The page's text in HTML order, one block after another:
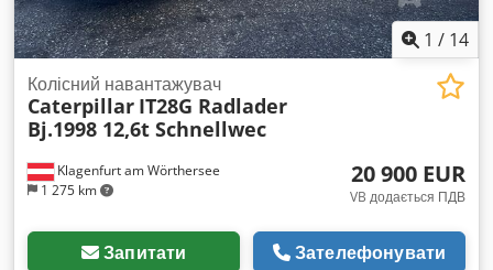
1 / 14
Klagenfurt am Wörthersee
1 275 km
Колісний навантажувач
Caterpillar IT28G Radlader
Bj.1998 12,6t Schnellwec
20 900 EUR
VB додається ПДВ
Запитати Зателефонувати